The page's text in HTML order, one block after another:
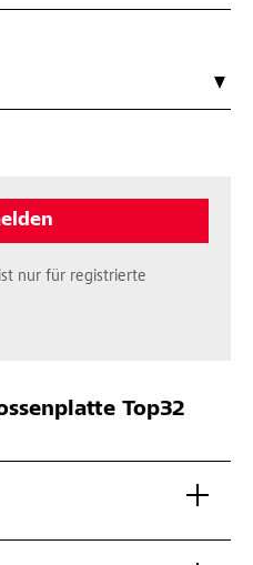
nur für registrierte
Top32